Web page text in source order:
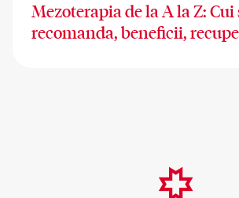
Mezoterapia de la A la Z: Cui
recomanda, beneficii,